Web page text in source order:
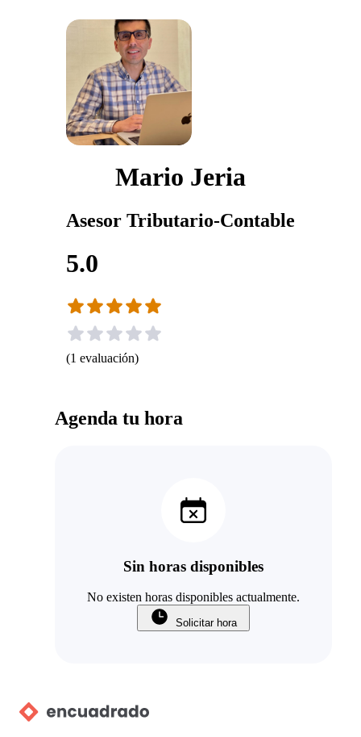
Mario Jeria
Asesor Tributario-Contable
5.0
(1 evaluación)
Agenda tu hora
Sin horas disponibles
No existen horas disponibles actualmente.
Solicitar hora